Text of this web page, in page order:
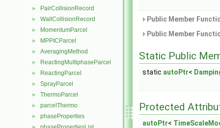
► PairCollisionRecord
► WallCollisionRecord
► MomentumParcel
► MPPICParcel
► AveragingMethod
► ReactingMultiphaseParcel
► ReactingParcel
► SprayParcel
► ThermoParcel
► parcelThermo
► phaseProperties
Public Member
Public Member
Static Public
static autoPtr<
Protected
autoPtr<